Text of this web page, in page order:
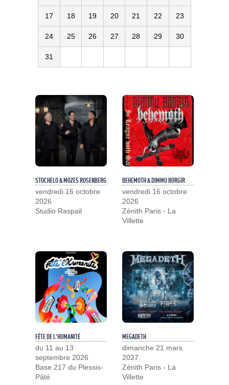
17 18 19 20 21 22 23
24 25 26 27 28 29 30
31
STOCHELO & MOZES ROSENBERG
vendredi 16 octobre
2026
Studio Raspail
BEHEMOTH & DIMMU BORGIR
vendredi 16 octobre
2026
Zénith Paris - La
Villette
FÊTE DE L'HUMANITÉ
du 11 au 13
septembre 2026
Base 217 du Plessis-
Pâté
MEGADETH
dimanche 21 mars
2027
Zénith Paris - La
Villette